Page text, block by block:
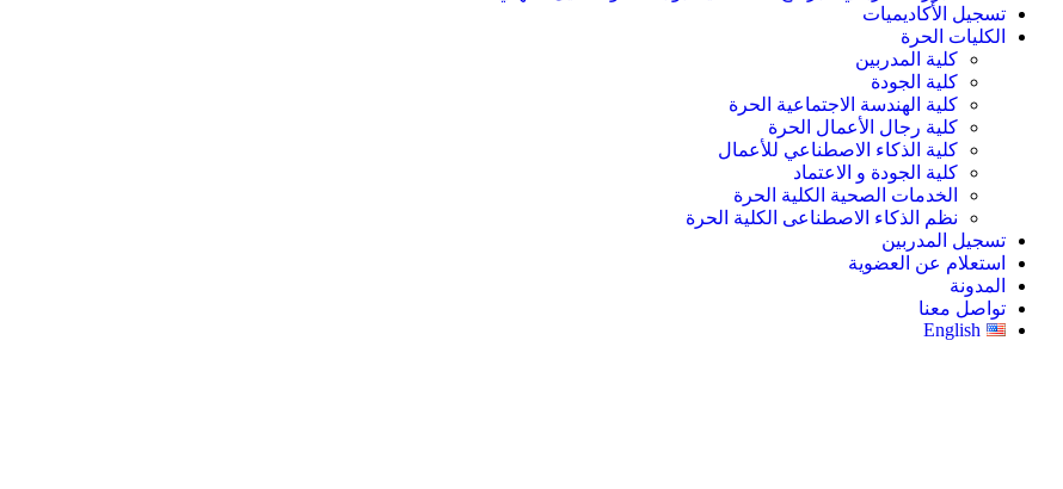
تسجيل الأكاديميات
الكليات الحرة
كلية المدربين
كلية الجودة
كلية الهندسة الاجتماعية الحرة
كلية رجال الأعمال الحرة
كلية الذكاء الاصطناعي للأعمال
كلية الجودة و الاعتماد
الخدمات الصحية الكلية الحرة
نظم الذكاء الاصطناعى الكلية الحرة
تسجيل المدربين
استعلام عن العضوية
المدونة
تواصل معنا
English